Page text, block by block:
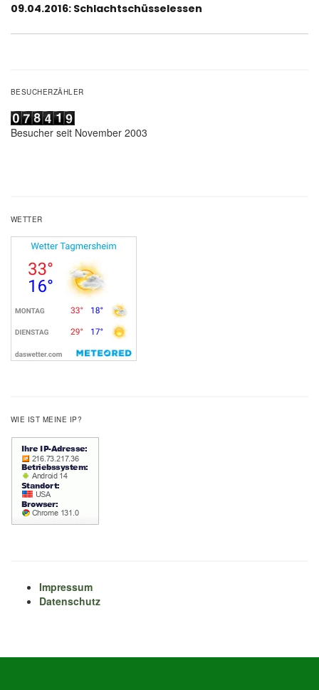
Nächster
09.04.2016: Schlachtschüsselessen
BESUCHERZÄHLER
Besucher seit November 2003
WETTER
WIE IST MEINE IP?
Impressum
Datenschutz